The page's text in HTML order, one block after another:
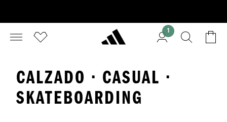
1
CALZADO · CASUAL ·
SKATEBOARDING